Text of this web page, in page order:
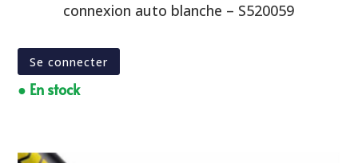
connexion auto blanche – S520059
Se connecter
● En stock